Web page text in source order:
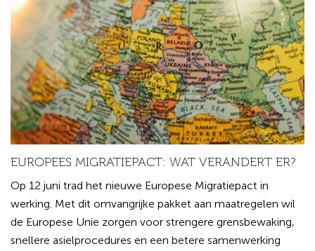
EUROPEES MIGRATIEPACT: WAT VERANDERT ER?
Op 12 juni trad het nieuwe Europese Migratiepact in
werking. Met dit omvangrijke pakket aan maatregelen wil
de Europese Unie zorgen voor strengere grensbewaking,
snellere asielprocedures en een betere samenwerking